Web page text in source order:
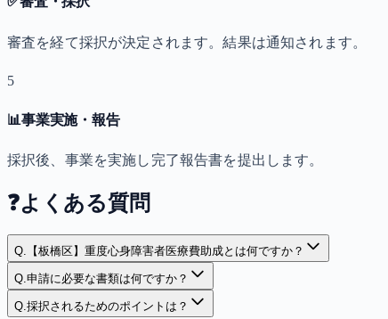
審査を経て採択が決定されます。結果は通知されます。
5
📊事業実施・報告
採択後、事業を実施し完了報告書を提出します。
❓よくある質問
Q. 【板橋区】重度心身障害者医療費助成とは何ですか？
Q.申請に必要な書類は何ですか？
Q.採択されるためのポイントは？